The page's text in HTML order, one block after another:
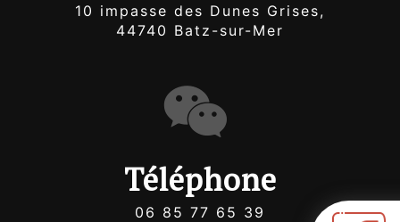
10 impasse des Dunes Grises,
44740 Batz-sur-Mer
Téléphone
06 85 77 65 39